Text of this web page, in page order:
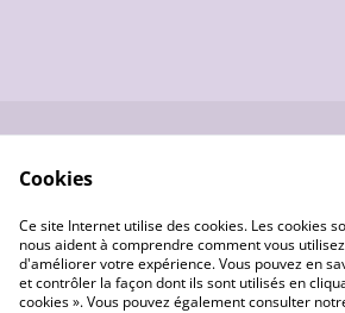
Données
personnelles
Cookies
Ce site Internet utilise des cookies. Les cookies
nous aident à comprendre comment vous
d'améliorer votre expérience. Vous pouvez en
et contrôler la façon dont ils sont utilisés en
cookies ». Vous pouvez également consulter